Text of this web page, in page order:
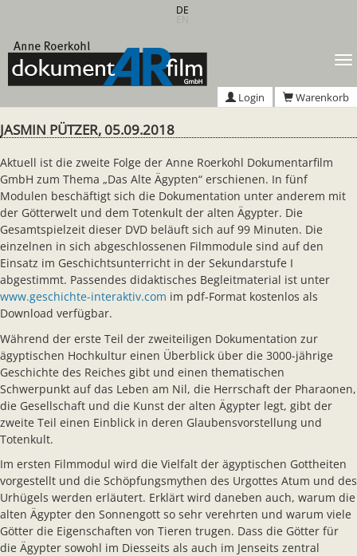
springen
DE
Login Warenkorb
JASMIN PÜTZER, 05.09.2018
Aktuell ist die zweite Folge der Anne Roerkohl Dokumentarfilm
GmbH zum Thema „Das Alte Ägypten“ erschienen. In fünf
Modulen beschäftigt sich die Dokumentation unter anderem mit
der Götterwelt und dem Totenkult der alten Ägypter. Die
Gesamtspielzeit dieser DVD beläuft sich auf 99 Minuten. Die
einzelnen in sich abgeschlossenen Filmmodule sind auf den
Einsatz im Geschichtsunterricht in der Sekundarstufe I
abgestimmt. Passendes didaktisches Begleitmaterial ist unter
www.geschichte-interaktiv.com im pdf-Format kostenlos als
Download verfügbar.
Während der erste Teil der zweiteiligen Dokumentation zur
ägyptischen Hochkultur einen Überblick über die 3000-jährige
Geschichte des Reiches gibt und einen thematischen
Schwerpunkt auf das Leben am Nil, die Herrschaft der Pharaonen,
die Gesellschaft und die Kunst der alten Ägypter legt, gibt der
zweite Teil einen Einblick in deren Glaubensvorstellung und
Totenkult.
Im ersten Filmmodul wird die Vielfalt der ägyptischen Gottheiten
vorgestellt und die Schöpfungsmythen des Urgottes Atum und des
Urhügels werden erläutert. Erklärt wird daneben auch, warum die
alten Ägypter den Sonnengott so sehr verehrten und warum viele
Götter die Eigenschaften von Tieren trugen. Dass die Götter für
die Ägypter sowohl im Diesseits als auch im Jenseits zentral